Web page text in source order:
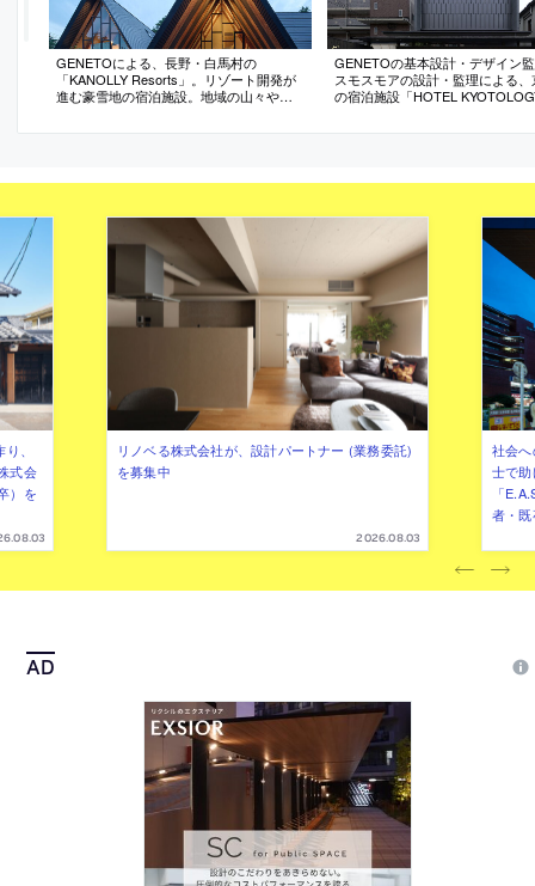
GENETOによる、長野・白馬村の
「KANOLLY Resorts」。リゾート開発が
進む豪雪地の宿泊施設。地域の山々や風
り”を参照した建物を3つ雁行配置して繋げ
GENETOの基本設計・デザイン
スモスモアの設計・監理による、
の宿泊施設「HOTEL
、
式会
）を
リノベる株式会社が、設計パートナー (業務委託)
を募集中
2026.08.03
社会
士で
「
者・